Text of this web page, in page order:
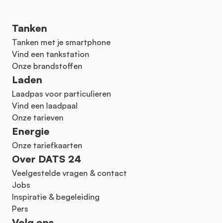
Tanken
Tanken met je smartphone
Vind een tankstation
Onze brandstoffen
Laden
Laadpas voor particulieren
Vind een laadpaal
Onze tarieven
Energie
Onze tariefkaarten
Over DATS 24
Veelgestelde vragen & contact
Jobs
Inspiratie & begeleiding
Pers